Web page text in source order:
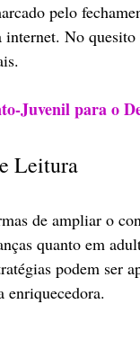
pelo
No
para o
Leitura
de ampliar o
quanto em
podem ser
enriquecedora.